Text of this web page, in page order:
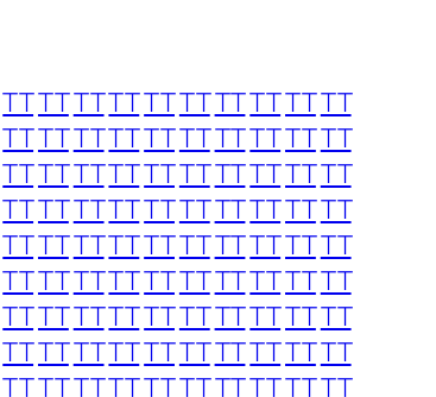
TTTTTTTTTTTTTTTTTTTT
TTTTTTTTTTTTTTTTTTTT
TTTTTTTTTTTTTTTTTTTT
TTTTTTTTTTTTTTTTTTTT
TTTTTTTTTTTTTTTTTTTT
TTTTTTTTTTTTTTTTTTTT
TTTTTTTTTTTTTTTTTTTT
TTTTTTTTTTTTTTTTTTTT
TTTTTTTTTTTTTTTTTTTT